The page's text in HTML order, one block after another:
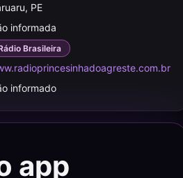
PE
informada
Brasileira
informado
app